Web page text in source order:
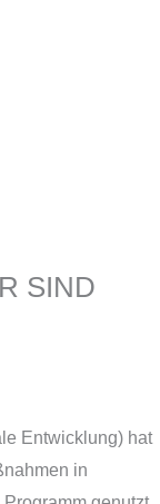
SIND
Entwicklung) hat
in